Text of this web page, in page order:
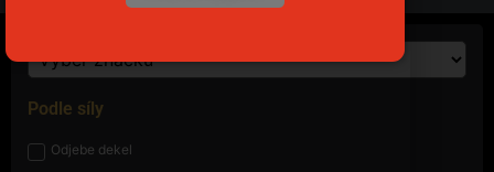
Podle síly
Odjebe dekel